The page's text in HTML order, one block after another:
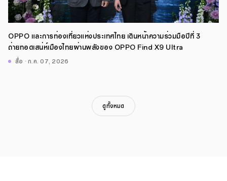
OPPO และการท่องเที่ยวแห่งประเทศไทย เดินหน้าความร่วมมือปีที่ 3
ถ่ายทอดเสน่ห์เมืองไทยผ่านพลังของ OPPO Find X9 Ultra
สื่อ · ก.ค. 07, 2026
ดูทั้งหมด